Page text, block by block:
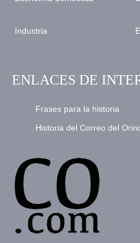
Industria
ENLACES DE
Frases para la historia
Historia del Correo del